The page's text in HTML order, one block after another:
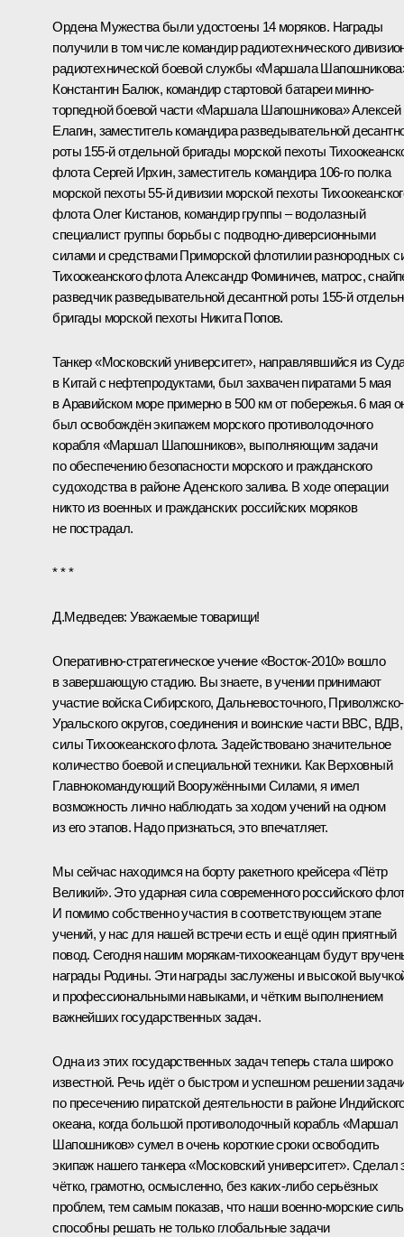
Ордена Мужествабыли удостоены 14 моряков. Награды
получили в том числе командир радиотехнического
радиотехнической боевой службы «Маршала
Константин Балюк, командир стартовой батареи минно-
торпедной боевой части «Маршала Шапошникова» Алексей
Елагин, заместитель командира разведывательной
роты 155-й отдельной бригады морской пехоты
флота Сергей Ирхин, заместитель командира 106-го полка
морской пехоты 55-й дивизии морской пехоты
флота Олег Кистанов, командир группы – водолазный
специалист группы борьбы с подводно-диверсионными
силами и средствами Приморской флотилии разнородных
Тихоокеанского флота Александр Фоминичев, матрос,
разведчик разведывательной десантной роты 155-й
бригады морской пехоты Никита Попов.
Танкер «Московский университет», направлявшийся из
в Китай с нефтепродуктами, был захвачен пиратами 5 мая
в Аравийском море примерно в 500 км от побережья. 6 мая
был освобождён экипажем морского противолодочного
корабля «Маршал Шапошников», выполняющим задачи
по обеспечению безопасности морского и гражданского
судоходства в районе Аденского залива. В ходе операции
никто из военных и гражданских российских моряков
не пострадал.
* * *
Д.Медведев: Уважаемые товарищи!
Оперативно-стратегическое учение «Восток-2010» вошло
в завершающую стадию. Вы знаете, в учении принимают
участие войска Сибирского, Дальневосточного, Приволжско-
Уральского округов, соединения и воинские части ВВС, ВДВ,
силы Тихоокеанского флота. Задействовано значительное
количество боевой и специальной техники. Как Верховный
Главнокомандующий Вооружёнными Силами, я имел
возможность лично наблюдать за ходом учений на одном
из его этапов. Надо признаться, это впечатляет.
Мы сейчас находимся на борту ракетного крейсера «Пётр
Великий». Это ударная сила современного российского
И помимо собственно участия в соответствующем этапе
учений, у нас для нашей встречи есть и ещё один приятный
повод. Сегодня нашим морякам-тихоокеанцам будут
награды Родины. Эти награды заслужены и высокой
и профессиональными навыками, и чётким выполнением
важнейших государственных задач.
Одна из этих государственных задач теперь стала широко
известной. Речь идёт о быстром и успешном решении
по пресечению пиратской деятельности в районе
океана, когда большой противолодочный корабль «Маршал
Шапошников» сумел в очень короткие сроки освободить
экипаж нашего танкера «Московский университет». Сделал
чётко, грамотно, осмысленно, без каких‑либо серьёзных
проблем, тем самым показав, что наши военно-морские
способны решать не только глобальные задачи